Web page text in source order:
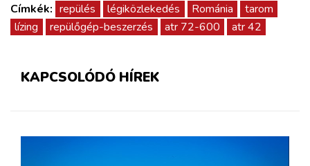
Címkék: repülés légiközlekedés Románia
tarom
lízing
repülőgép-beszerzés atr 72-600 atr 42
KAPCSOLÓDÓ HÍREK